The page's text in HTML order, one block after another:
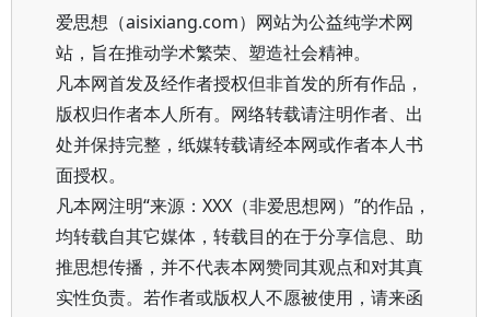
爱思想（aisixiang.com）网站为公益纯学术网
站，旨在推动学术繁荣、塑造社会精神。
凡本网首发及经作者授权但非首发的所有作品，
版权归作者本人所有。网络转载请注明作者、出
处并保持完整，纸媒转载请经本网或作者本人书
面授权。
凡本网注明“来源：XXX（非爱思想网）”的作品，
均转载自其它媒体，转载目的在于分享信息、助
推思想传播，并不代表本网赞同其观点和对其真
实性负责。若作者或版权人不愿被使用，请来函